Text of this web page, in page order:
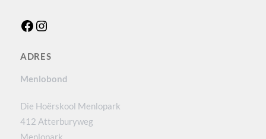
Facebook
Instagram
ADRES
Menlobond
Die Hoërskool Menlopark
412 Atterburyweg
Menlopark